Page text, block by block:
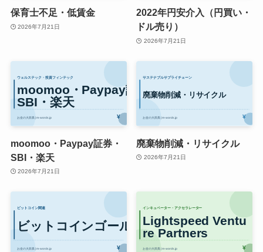
保育士不足・低賃金
2026年7月21日
2022年円安介入（円買い・
ドル売り）
2026年7月21日
moomoo・Paypay証券・
SBI・楽天
2026年7月21日
廃棄物削減・リサイクル
2026年7月21日